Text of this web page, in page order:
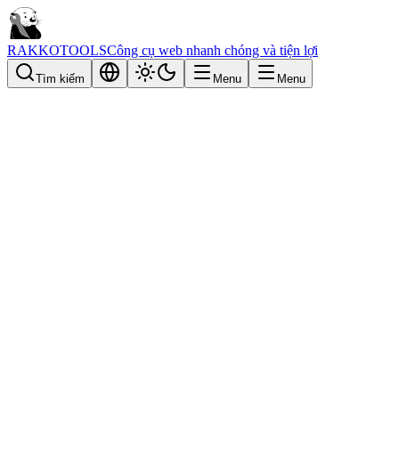
RAKKOTOOLSCông cụ web nhanh chóng và tiện lợi
Tìm kiếm Menu Menu